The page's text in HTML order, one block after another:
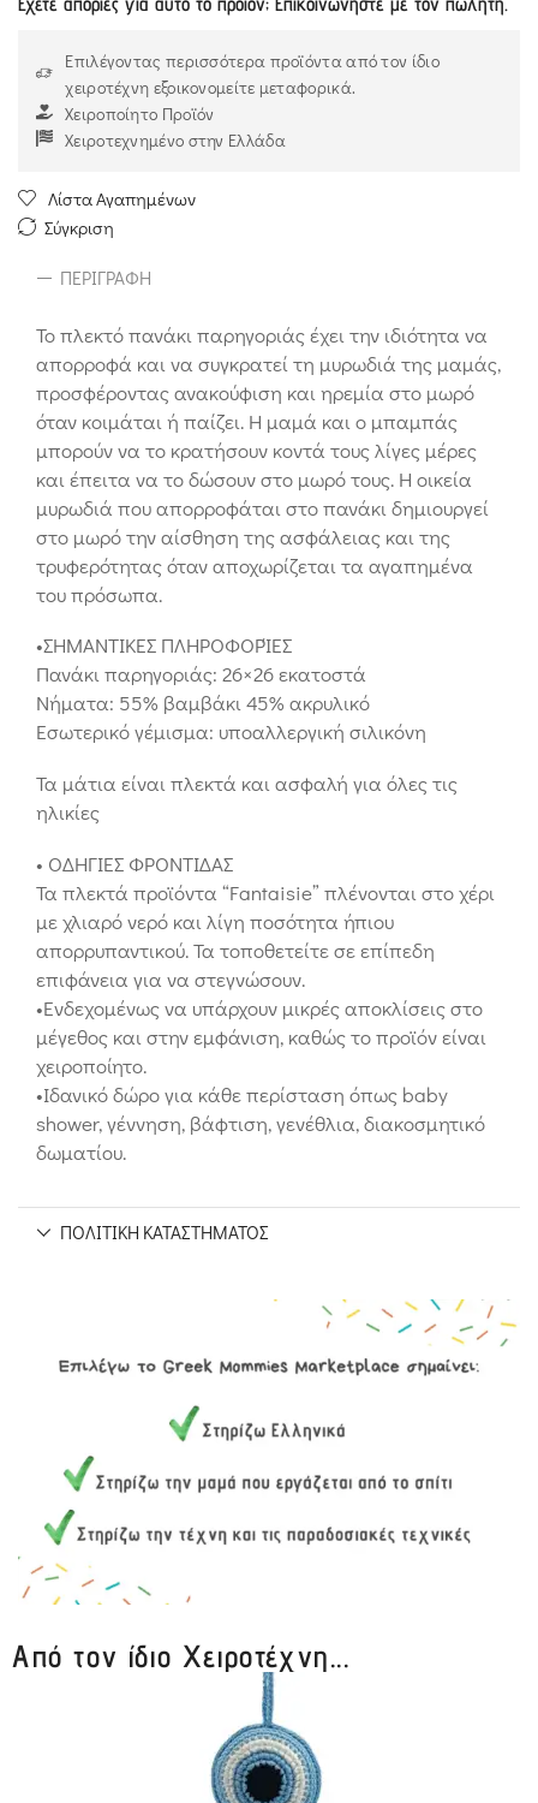
Επιλέγοντας περισσότερα προϊόντα από τον ίδιο
χειροτέχνη εξοικονομείτε μεταφορικά.
Χειροποίητο Προϊόν
Χειροτεχνημένο στην Ελλάδα
Λίστα Αγαπημένων
Σύγκριση
ΠΕΡΙΓΡΑΦΉ
Το πλεκτό πανάκι παρηγοριάς έχει την ιδιότητα να
απορροφά και να συγκρατεί τη μυρωδιά της μαμάς,
προσφέροντας ανακούφιση και ηρεμία στο μωρό
όταν κοιμάται ή παίζει. Η μαμά και ο μπαμπάς
μπορούν να το κρατήσουν κοντά τους λίγες μέρες
και έπειτα να το δώσουν στο μωρό τους. Η οικεία
μυρωδιά που απορροφάται στο πανάκι δημιουργεί
στο μωρό την αίσθηση της ασφάλειας και της
τρυφερότητας όταν αποχωρίζεται τα αγαπημένα
του πρόσωπα.
•ΣΗΜΑΝΤΙΚΕΣ ΠΛΗΡΟΦΟΡΊΕΣ
Πανάκι παρηγοριάς: 26×26 εκατοστά
Νήματα: 55% βαμβάκι 45% ακρυλικό
Εσωτερικό γέμισμα: υποαλλεργική σιλικόνη
Τα μάτια είναι πλεκτά και ασφαλή για όλες τις
ηλικίες
• ΟΔΗΓΙΕΣ ΦΡΟΝΤΙΔΑΣ
Τα πλεκτά προϊόντα “Fantaisie” πλένονται στο χέρι
με χλιαρό νερό και λίγη ποσότητα ήπιου
απορρυπαντικού. Τα τοποθετείτε σε επίπεδη
επιφάνεια για να στεγνώσουν.
•Ενδεχομένως να υπάρχουν μικρές αποκλίσεις στο
μέγεθος και στην εμφάνιση, καθώς το προϊόν είναι
χειροποίητο.
•Ιδανικό δώρο για κάθε περίσταση όπως baby
shower, γέννηση, βάφτιση, γενέθλια, διακοσμητικό
δωματίου.
ΠΟΛΙΤΙΚΉ ΚΑΤΑΣΤΉΜΑΤΟΣ
Από τον ίδιο Χειροτέχνη...